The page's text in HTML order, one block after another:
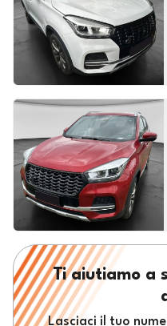
Ti aiutiamo a
Lasciaci il tuo